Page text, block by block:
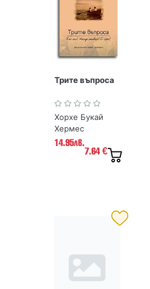
Трите въпроса
Хорхе Букай
Хермес
14.95лв.
7.64€